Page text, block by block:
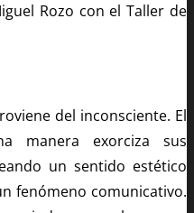
Rozo con el Taller de
del inconsciente. El
manera exorciza sus
un sentido estético
fenómeno comunicativo.